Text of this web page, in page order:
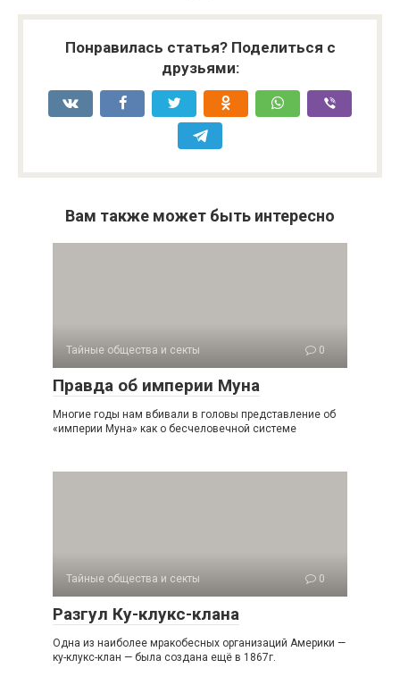
Понравилась статья? Поделиться с
друзьями:
Вам также может быть интересно
Тайные общества и секты 0
Правда об империи Муна
Многие годы нам вбивали в головы представление об
«империи Муна» как о бесчеловечной системе
Тайные общества и секты 0
Разгул Ку-клукс-клана
Одна из наиболее мракобесных организаций Америки —
ку-клукс-клан — была создана ещё в 1867г.